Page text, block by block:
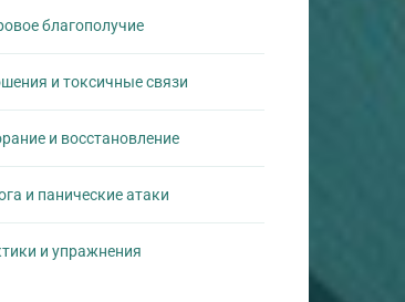
благополучие
и токсичные связи
и восстановление
и панические атаки
и упражнения